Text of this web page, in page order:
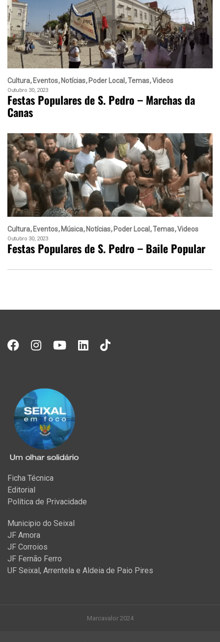
Cultura Eventos Notícias Poder Local Temas Videos
Outubro 30, 2023
Festas Populares de S. Pedro – Marchas da
Canas
Cultura Eventos Música Notícias Poder Local Temas Videos
Outubro 30, 2023
Festas Populares de S. Pedro – Baile Popular
Ficha Técnica
Editorial
Política de Privacidade
Municipio do Seixal
JF Amora
JF Corroios
JF Fernão Ferro
UF Seixal, Arrentela e Aldeia de Paio Pires
Marcavalor 2024